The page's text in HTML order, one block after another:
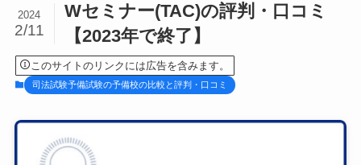
Wセミナー(TAC)の評判・口コミ
【2023年で終了】
2024
2/11
このサイトのリンクには広告を含みます。
司法試験予備試験の予備校の比較と評判・口コミ